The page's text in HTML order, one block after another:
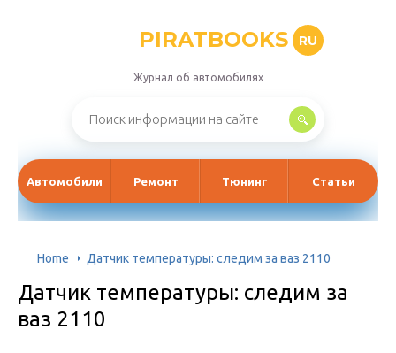
PIRATBOOKS RU
Журнал об автомобилях
Автомобили Ремонт Тюнинг Статьи
Home Датчик температуры: следим за ваз 2110
Датчик температуры: следим за
ваз 2110